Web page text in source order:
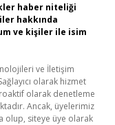
haber niteliği
hakkında
ve kişiler ile isim
ve İletişim
olarak hizmet
olarak denetleme
Ancak, üyelerimiz
olup, siteye üye olarak